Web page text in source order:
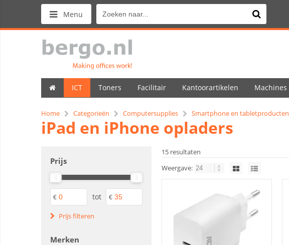
Menu
ICT Toners Facilitair Kantoorartikelen Machines
Home Categorieën Computersupplies Smartphone en tabletproducten
iPad en iPhone opladers
Prijs
€ tot €
Prijs filteren
Merken
15 resultaten
Weergave: